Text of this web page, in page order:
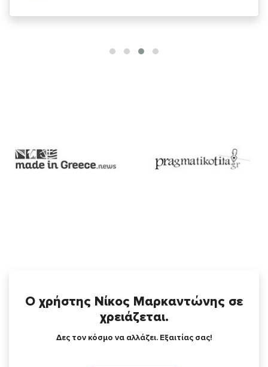
Ο χρήστης Νίκος Μαρκαντώνης σε
χρειάζεται.
Δες τον κόσμο να αλλάζει. Εξαιτίας σας!